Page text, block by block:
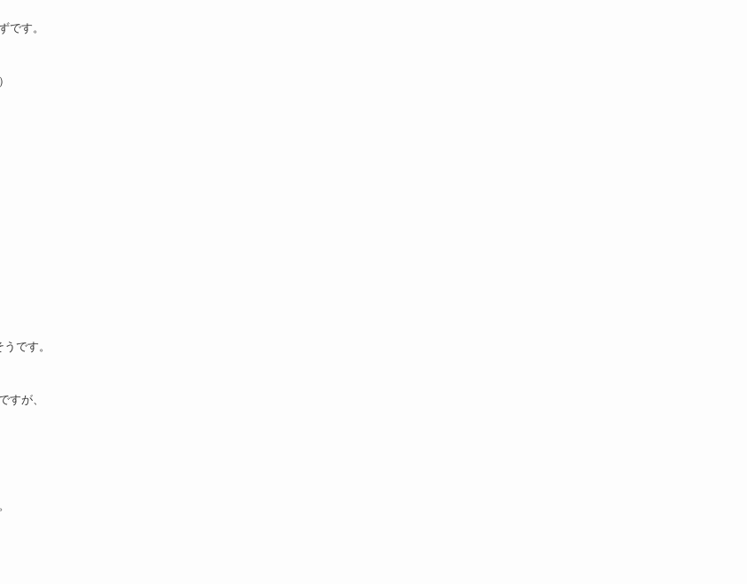
です。
です。
すが、